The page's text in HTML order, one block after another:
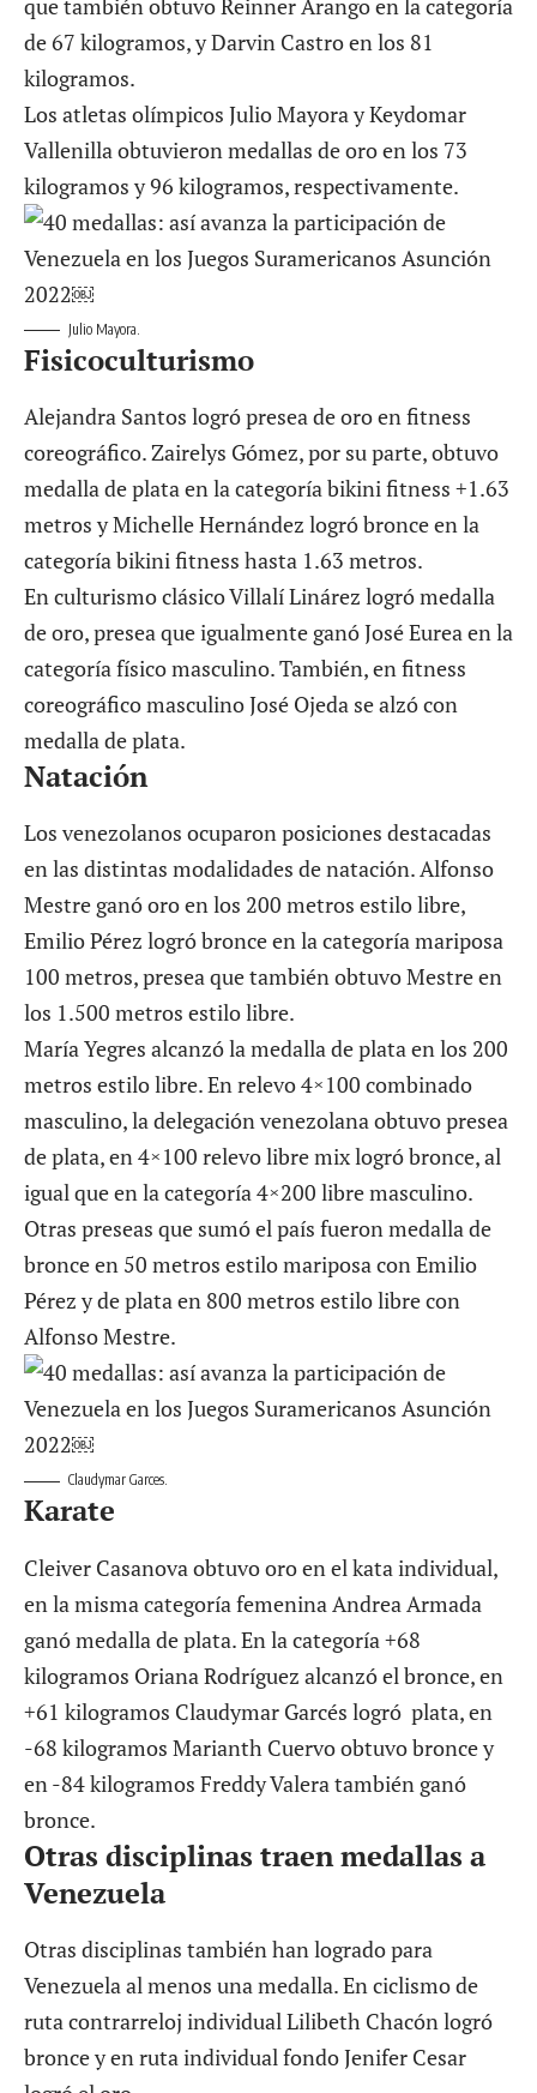
que también obtuvo Reinner Arango en la categoría
de 67 kilogramos, y Darvin Castro en los 81
kilogramos.
Los atletas olímpicos Julio Mayora y Keydomar
Vallenilla obtuvieron medallas de oro en los 73
kilogramos y 96 kilogramos, respectivamente.
Julio Mayora.
Fisicoculturismo
Alejandra Santos logró presea de oro en fitness
coreográfico. Zairelys Gómez, por su parte, obtuvo
medalla de plata en la categoría bikini fitness +1.63
metros y Michelle Hernández logró bronce en la
categoría bikini fitness hasta 1.63 metros.
En culturismo clásico Villalí Linárez logró medalla
de oro, presea que igualmente ganó José Eurea en la
categoría físico masculino. También, en fitness
coreográfico masculino José Ojeda se alzó con
medalla de plata.
Natación
Los venezolanos ocuparon posiciones destacadas
en las distintas modalidades de natación. Alfonso
Mestre ganó oro en los 200 metros estilo libre,
Emilio Pérez logró bronce en la categoría mariposa
100 metros, presea que también obtuvo Mestre en
los 1.500 metros estilo libre.
María Yegres alcanzó la medalla de plata en los 200
metros estilo libre. En relevo 4×100 combinado
masculino, la delegación venezolana obtuvo presea
de plata, en 4×100 relevo libre mix logró bronce, al
igual que en la categoría 4×200 libre masculino.
Otras preseas que sumó el país fueron medalla de
bronce en 50 metros estilo mariposa con Emilio
Pérez y de plata en 800 metros estilo libre con
Alfonso Mestre.
Claudymar Garces.
Karate
Cleiver Casanova obtuvo oro en el kata individual,
en la misma categoría femenina Andrea Armada
ganó medalla de plata. En la categoría +68
kilogramos Oriana Rodríguez alcanzó el bronce, en
+61 kilogramos Claudymar Garcés logró plata, en
-68 kilogramos Marianth Cuervo obtuvo bronce y
en -84 kilogramos Freddy Valera también ganó
bronce.
Otras disciplinas traen medallas a
Venezuela
Otras disciplinas también han logrado para
Venezuela al menos una medalla. En ciclismo de
ruta contrarreloj individual Lilibeth Chacón logró
bronce y en ruta individual fondo Jenifer Cesar